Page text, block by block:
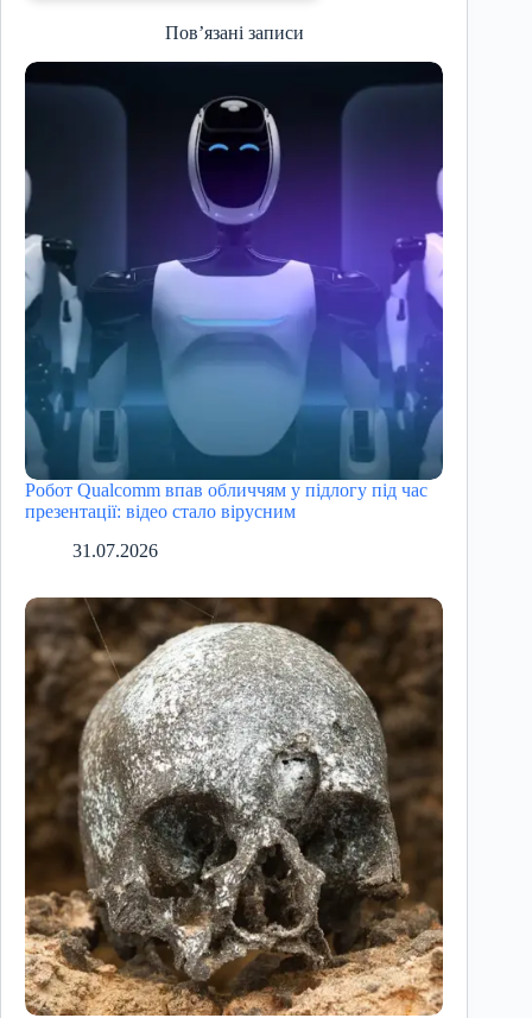
Пов’язані записи
Робот Qualcomm впав обличчям у підлогу під час
презентації: відео стало вірусним
31.07.2026